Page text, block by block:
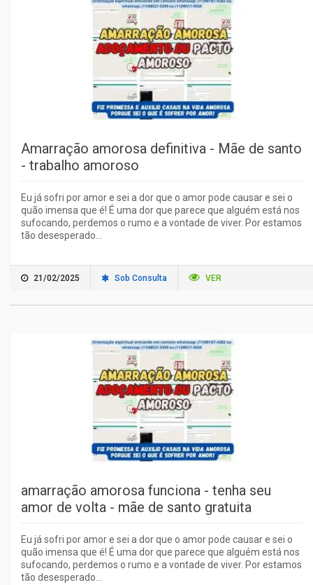
Amarração amorosa definitiva - Mãe de santo
- trabalho amoroso
Eu já sofri por amor e sei a dor que o amor pode causar e sei o
quão imensa que é! É uma dor que parece que alguém está nos
sufocando, perdemos o rumo e a vontade de viver. Por estamos
tão desesperado...
21/02/2025 Sob Consulta VER
amarração amorosa funciona - tenha seu
amor de volta - mãe de santo gratuita
Eu já sofri por amor e sei a dor que o amor pode causar e sei o
quão imensa que é! É uma dor que parece que alguém está nos
sufocando, perdemos o rumo e a vontade de viver. Por estamos
tão desesperado...